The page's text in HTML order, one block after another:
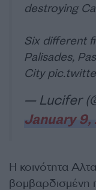
destroying
Six different
Palisades,
City
— Lucifer
January 9,
Η κοινότητα
βομβαρδισμένη